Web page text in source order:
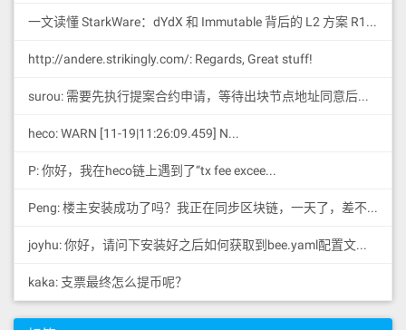
后把区块添加到自己的数据库中。这种共识机制采用
逆需要45秒。为什么需要 45 秒呢？因为 DPoS 下，
见证人生产一个新区块，才表示他对之前的整条区块
而一个交易要达到不可逆状态，需要 三分之二以上的
算法也有极强的抗分叉能力，因为区块添加到一条区
块链分叉的速率与拥有该共识的超级节点比例是相关
时，EOS的持有者会在下一轮投票中将该超级节点删
因此，在一般情况下，使用DPoS的EOS都是很难经历
分叉的。
一文读懂 StarkWare：dYdX 和 Immutable 背后的 L2 方案 R11; BitKeep 博客: [...]Layer 2:Comparing Laye...
http://andere.strikingly.com/: Regards, Great stuff!
surou: 需要先执行提案合约申请，等待出块节点地址同意后，才会进...
heco: WARN [11-19|11:26:09.459] N...
P: 你好，我在heco链上遇到了“tx fee excee...
Peng: 楼主安装成功了吗？我正在同步区块链，一天了，差不多才同...
joyhu: 你好，请问下安装好之后如何获取到bee.yaml配置文...
kaka: 支票最终怎么提币呢？